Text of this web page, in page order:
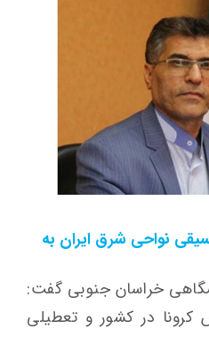
نواحی شرق ایران به
خراسان جنوبی گفت:
در کشور و تعطیلی